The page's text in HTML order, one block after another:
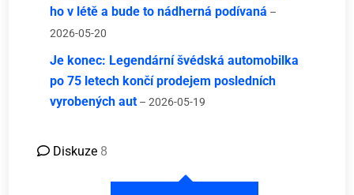
ho v létě a bude to nádherná podívaná –
2026-05-20
Je konec: Legendární švédská automobilka
po 75 letech končí prodejem posledních
vyrobených aut – 2026-05-19
Diskuze 8